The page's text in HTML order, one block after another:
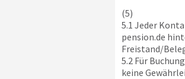
(5)
5.1 Jeder
pension.de
Freistand/
5.2 Für
keine